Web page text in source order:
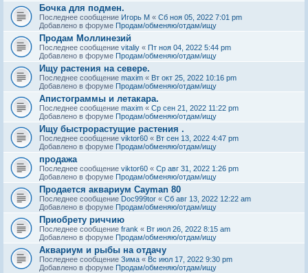
Бочка для подмен.
Последнее сообщение Игорь М « Сб ноя 05, 2022 7:01 pm
Добавлено в форуме Продам/обменяю/отдам/ищу
Продам Моллинезий
Последнее сообщение vitaliy « Пт ноя 04, 2022 5:44 pm
Добавлено в форуме Продам/обменяю/отдам/ищу
Ищу растения на севере.
Последнее сообщение maxim « Вт окт 25, 2022 10:16 pm
Добавлено в форуме Продам/обменяю/отдам/ищу
Апистограммы и летакара.
Последнее сообщение maxim « Ср сен 21, 2022 11:22 pm
Добавлено в форуме Продам/обменяю/отдам/ищу
Ищу быстрорастущие растения .
Последнее сообщение viktor60 « Вт сен 13, 2022 4:47 pm
Добавлено в форуме Продам/обменяю/отдам/ищу
продажа
Последнее сообщение viktor60 « Ср авг 31, 2022 1:26 pm
Добавлено в форуме Продам/обменяю/отдам/ищу
Продается аквариум Cayman 80
Последнее сообщение Doc999tor « Сб авг 13, 2022 12:22 am
Добавлено в форуме Продам/обменяю/отдам/ищу
Приобрету риччию
Последнее сообщение frank « Вт июл 26, 2022 8:15 am
Добавлено в форуме Продам/обменяю/отдам/ищу
Аквариум и рыбы на отдачу
Последнее сообщение Зима « Вс июл 17, 2022 9:30 pm
Добавлено в форуме Продам/обменяю/отдам/ищу